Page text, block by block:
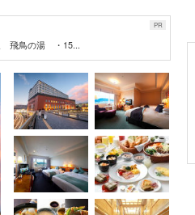
PR
飛鳥の湯 ・15...